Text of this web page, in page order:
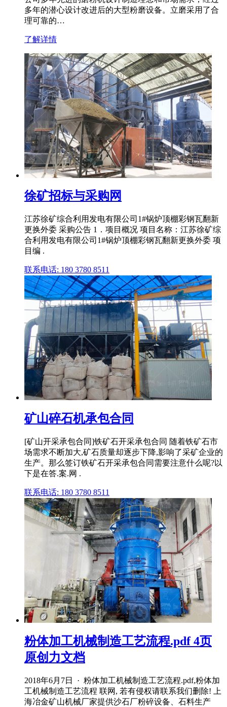
多年的潜心设计改进后的大型粉磨设备。立磨采用了合
理可靠的…
了解详情
徐矿招标与采购网
江苏徐矿综合利用发电有限公司1#锅炉顶棚彩钢瓦翻新
更换外委 采购公告 1．项目概况 项目名称：江苏徐矿综
合利用发电有限公司1#锅炉顶棚彩钢瓦翻新更换外委 项
目编 .
联系电话: 180 3780 8511
矿山碎石机承包合同
[矿山开采承包合同]铁矿石开采承包合同 随着铁矿石市
场需求不断加大,矿石质量却逐步下降,影响了采矿企业的
生产。那么签订铁矿石开采承包合同需要注意什么呢?以
下是在答.案.网 .
联系电话: 180 3780 8511
粉体加工机械制造工艺流程.pdf 4页
原创力文档
2018年6月7日 · 粉体加工机械制造工艺流程.pdf,粉体加
工机械制造工艺流程 联网, 若有侵权请联系我们删除! 上
海冶金矿山机械厂家提供沙石厂粉碎设备、石料生产